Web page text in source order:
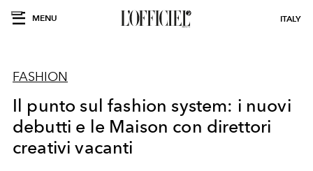
MENU ITALY
FASHION
Il punto sul fashion system: i nuovi
debutti e le Maison con direttori
creativi vacanti